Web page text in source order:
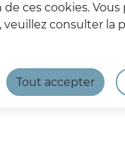
ces cookies.
consulter la
Tout accepter